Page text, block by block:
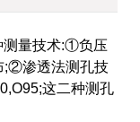
测量技术:①负压
;②渗透法测孔技
这二种测孔